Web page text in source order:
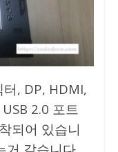
, DP, HDMI,
2.0 포트
되어 있습니